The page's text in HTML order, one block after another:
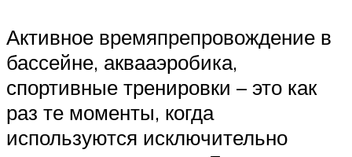
Активное времяпрепровождение в
бассейне, аквааэробика,
спортивные тренировки – это как
раз те моменты, когда
используются исключительно